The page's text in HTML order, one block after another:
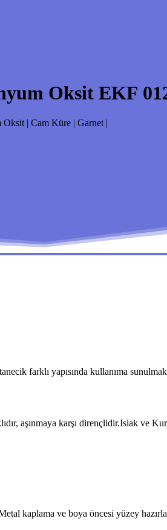
Oksit EKF
| Cam Küre | Garnet |
farklı yapısında kullanıma
aşınmaya karşı dirençlidir.Islak ve
kaplama ve boya öncesi yüzey